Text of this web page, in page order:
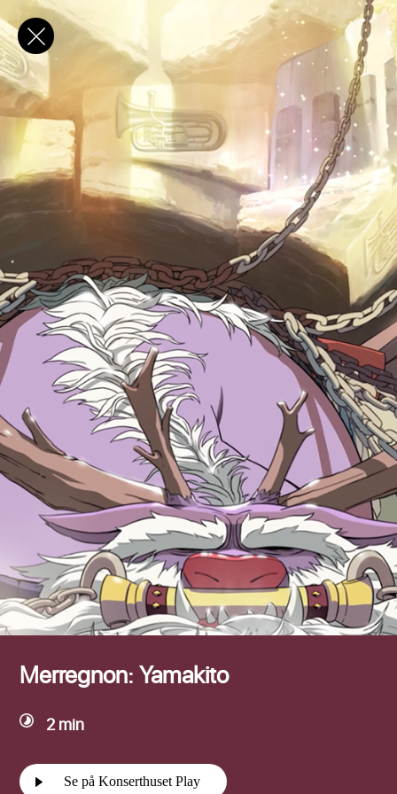
✕
E-post
Förnamn
Efternamn
Merregnon: Yamakito
2 min
Se på Konserthuset Play